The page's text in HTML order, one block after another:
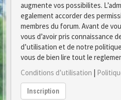
augmente vos possibilites.
egalement accorder des
membres du forum. Avant de
vous d’avoir pris connaissance
d’utilisation et de notre
vous de bien lire tout le
Conditions d’utilisation |
Inscription